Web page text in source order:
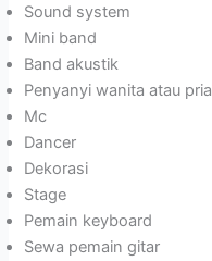
Sound system
Mini band
Band akustik
Penyanyi wanita atau pria
Mc
Dancer
Dekorasi
Stage
Pemain keyboard
Sewa pemain gitar